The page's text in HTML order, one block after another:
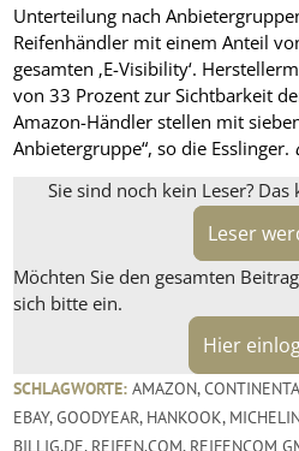
Unterteilung nach
Reifenhändler mit einem Anteil
gesamten ‚E-Visibility‘.
von 33 Prozent zur Sichtbarkeit
Amazon-Händler stellen mit
Anbietergruppe“, so die Esslinger.
Sie sind noch kein Leser?
Leser
Möchten Sie den gesamten
sich bitte ein.
Hier
SCHLAGWORTE: AMAZON,
EBAY,GOODYEAR, HANKOOK,
BILLIG.DE, REIFEN.COM, REIFENCOM